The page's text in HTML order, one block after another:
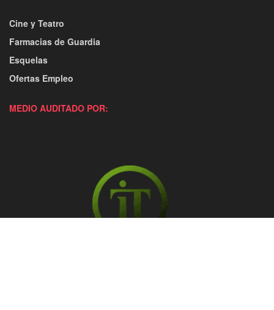
Cine y Teatro
Farmacias de Guardia
Esquelas
Ofertas Empleo
MEDIO AUDITADO POR: